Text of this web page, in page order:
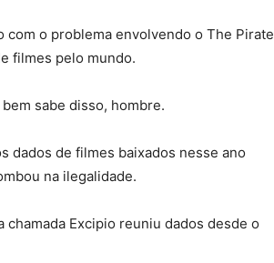
o problema envolvendo o The Pirate
filmes pelo mundo.
sabe disso, hombre.
dados de filmes baixados nesse ano
na ilegalidade.
Excipio reuniu dados desde o